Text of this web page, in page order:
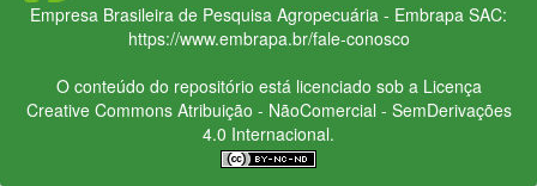
Empresa Brasileira de Pesquisa Agropecuária - Embrapa SAC:
https://www.embrapa.br/fale-conosco
O conteúdo do repositório está licenciado sob a Licença
Creative CommonsAtribuição - NãoComercial - SemDerivações
4.0 Internacional.